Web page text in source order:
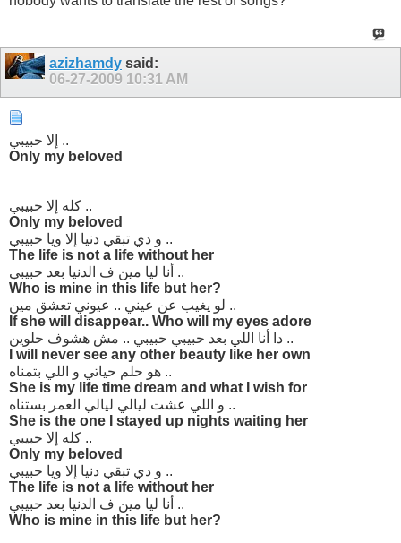
azizhamdy said:
06-27-2009 10:31 AM
إلا حبيبي ..
Only my beloved
كله إلا حبيبي ..
Only my beloved
و دي تبقي دنيا إلا ويا حبيبي ..
The life is not a life without her
أنا ليا مين ف الدنيا بعد حبيبي ..
Who is mine in this life but her?
لو يغيب عن عيني .. عيوني تعشق مين ..
If she will disappear.. Who will my eyes adore
دا أنا اللي بعد حبيبي حبيبي .. مش هشوف حلوين ..
I will never see any other beauty like her own
هو حلم حياتي و اللي بتمناه ..
She is my life time dream and what I wish for
و اللي عشت ليالي ليالي العمر بستناه ..
She is the one I stayed up nights waiting her
كله إلا حبيبي ..
Only my beloved
و دي تبقي دنيا إلا ويا حبيبي ..
The life is not a life without her
أنا ليا مين ف الدنيا بعد حبيبي ..
Who is mine in this life but her?